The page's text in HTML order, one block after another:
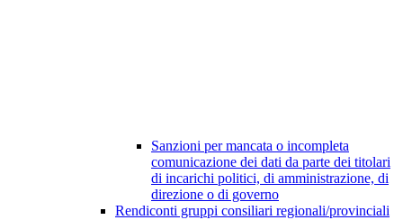
Sanzioni per mancata o incompleta
comunicazione dei dati da parte dei titolari
di incarichi politici, di amministrazione, di
direzione o di governo
Rendiconti gruppi consiliari regionali/provinciali